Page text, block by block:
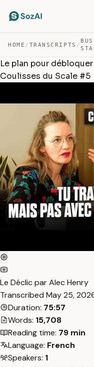
HOME / TRANSCRIPTS /
Le plan pour
Coulisses du Scale #5
Le Déclic par Alec Henry
Transcribed May 25,
Duration: 75:57
Words: 15,708
Reading time: 79 min
Language: French
Speakers: 1